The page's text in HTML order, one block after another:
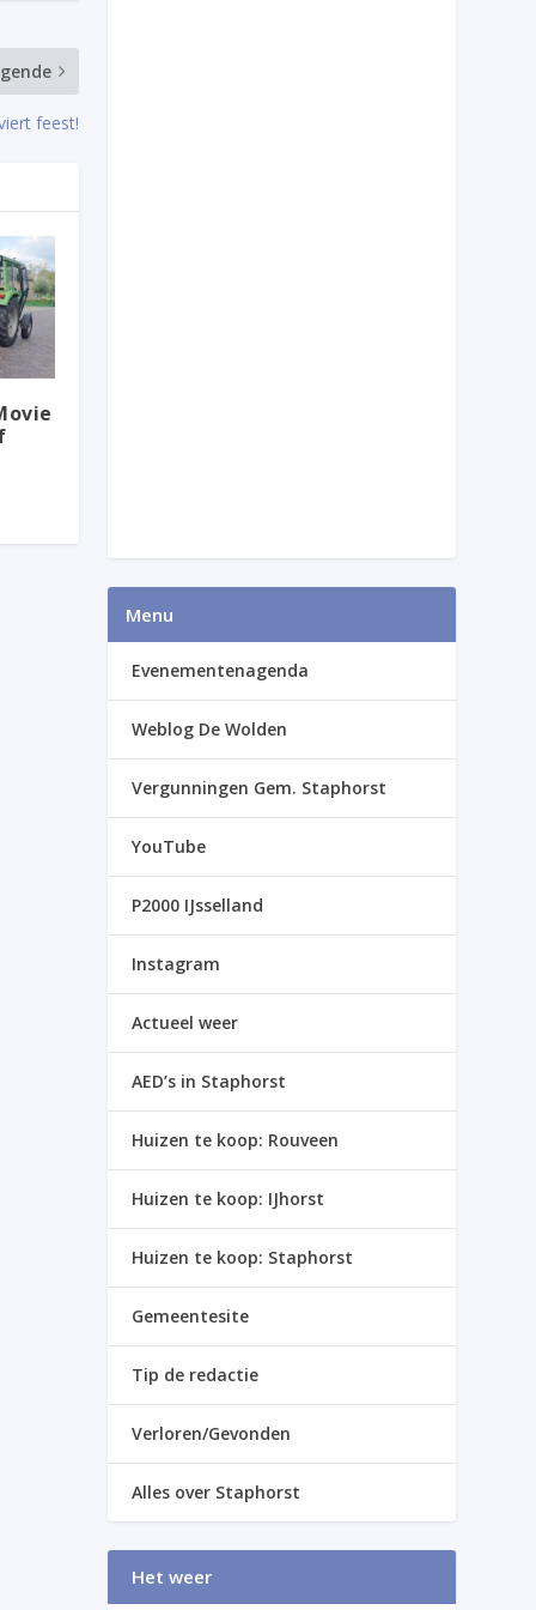
feest!
Menu
Evenementenagenda
Weblog De Wolden
Vergunningen Gem. Staphorst
YouTube
P2000 IJsselland
Instagram
Actueel weer
AED’s in Staphorst
Huizen te koop: Rouveen
Huizen te koop: IJhorst
Huizen te koop: Staphorst
Gemeentesite
Tip de redactie
Verloren/Gevonden
Alles over Staphorst
Het weer